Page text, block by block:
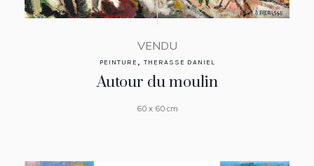
VENDU
PEINTURE , THERASSE DANIEL
Autour du moulin
60 x 60 cm